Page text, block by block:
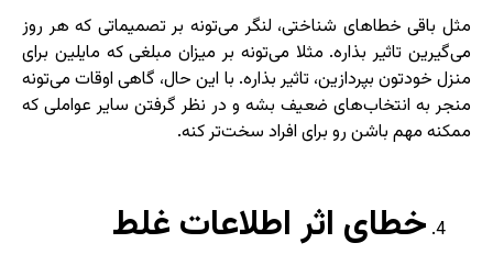
مثل باقی خطاهای شناختی، لنگر می‌تونه بر تصمیماتی که هر روز
می‌گیرین تاثیر بذاره. مثلا می‌تونه بر میزان مبلغی که مایلین برای
منزل خودتون بپردازین، تاثیر بذاره. با این حال، گاهی اوقات می‌تونه
منجر به انتخاب‌های ضعیف بشه و در نظر گرفتن سایر عواملی که
ممکنه مهم باشن رو برای افراد سخت‌تر کنه.
خطای اثر اطلاعات غلط